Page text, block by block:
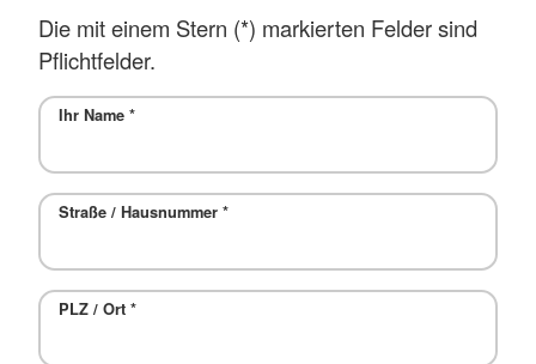
Die mit einem Stern (*) markierten Felder sind
Pflichtfelder.
Ihr Name *
Straße / Hausnummer *
PLZ / Ort *